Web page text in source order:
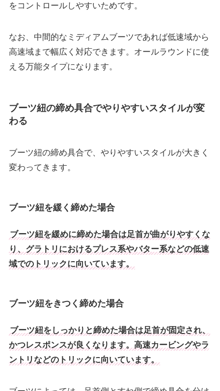
をコントロールしやすいためです。
なお、中間的なミディアムブーツであれば低速域から
高速域まで幅広く対応できます。オールラウンドに使
える万能タイプになります。
ブーツ紐の締め具合でやりやすいスタイルが変
わる
ブーツ紐の締め具合で、やりやすいスタイルが大きく
変わってきます。
ブーツ紐を緩く締めた場合
ブーツ紐を緩めに締めた場合は足首が曲がりやすくな
り、グラトリにおけるプレス系やバター系などの低速
域でのトリックに向いています。
ブーツ紐をきつく締めた場合
ブーツ紐をしっかりと締めた場合は足首が固定され、
かつレスポンスが良くなります。高速カービングやラ
ントリなどのトリックに向いています。